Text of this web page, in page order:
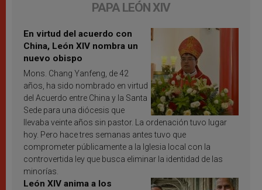
PAPA LEÓN XIV
En virtud del acuerdo con
China, León XIV nombra un
nuevo obispo
Mons. Chang Yanfeng, de 42
años, ha sido nombrado en virtud
del Acuerdo entre China y la Santa
Sede para una diócesis que
llevaba veinte años sin pastor. La ordenación tuvo lugar
hoy. Pero hace tres semanas antes tuvo que
comprometer públicamente a la Iglesia local con la
controvertida ley que busca eliminar la identidad de las
minorías.
León XIV anima a los